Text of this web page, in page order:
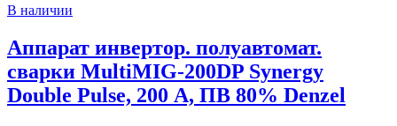
В наличии
Аппарат инвертор. полуавтомат.
сварки MultiMIG-200DP Synergy
Double Pulse, 200 А, ПВ 80% Denzel